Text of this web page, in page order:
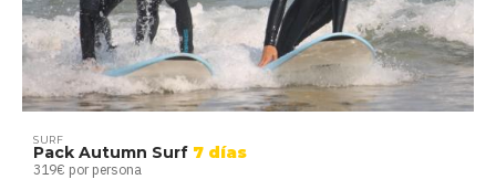
SURF
Pack Autumn Surf 7 días
319€ por persona